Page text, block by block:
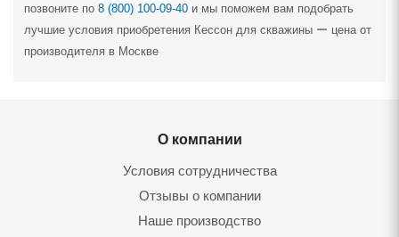
позвоните по 8 (800) 100-09-40 и мы поможем вам подобрать
лучшие условия приобретения Кессон для скважины ー цена от
производителя в Москве
О компании
Условия сотрудничества
Отзывы о компании
Наше производство